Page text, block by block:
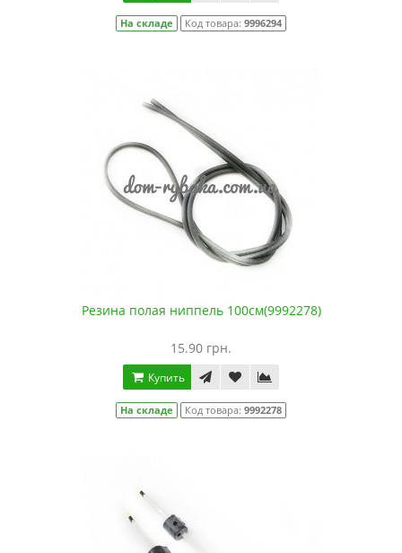
На складе Код товара: 9996294
Резина полая ниппель 100см(9992278)
15.90 грн.
Купить
На складе Код товара: 9992278